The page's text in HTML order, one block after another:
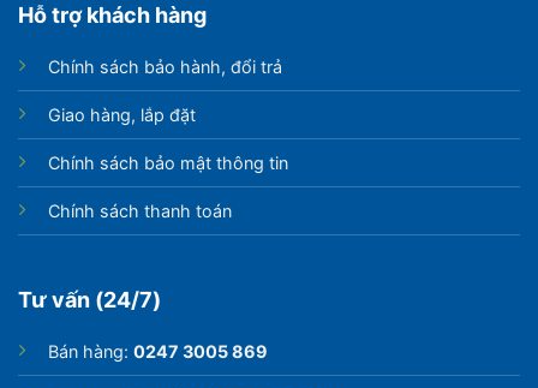
Hỗ trợ khách hàng
Chính sách bảo hành, đổi trả
Giao hàng, lắp đặt
Chính sách bảo mật thông tin
Chính sách thanh toán
Tư vấn (24/7)
Bán hàng: 0247 3005 869